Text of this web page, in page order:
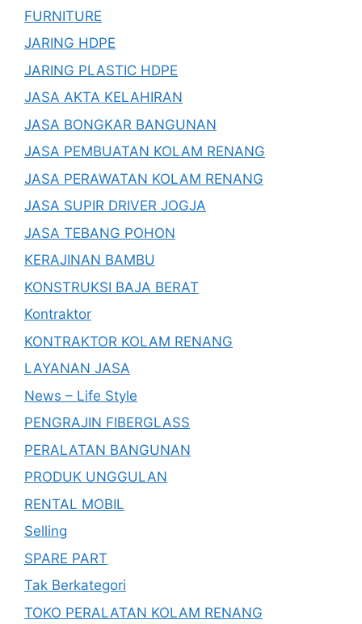
FURNITURE
JARING HDPE
JARING PLASTIC HDPE
JASA AKTA KELAHIRAN
JASA BONGKAR BANGUNAN
JASA PEMBUATAN KOLAM RENANG
JASA PERAWATAN KOLAM RENANG
JASA SUPIR DRIVER JOGJA
JASA TEBANG POHON
KERAJINAN BAMBU
KONSTRUKSI BAJA BERAT
Kontraktor
KONTRAKTOR KOLAM RENANG
LAYANAN JASA
News – Life Style
PENGRAJIN FIBERGLASS
PERALATAN BANGUNAN
PRODUK UNGGULAN
RENTAL MOBIL
Selling
SPARE PART
Tak Berkategori
TOKO PERALATAN KOLAM RENANG